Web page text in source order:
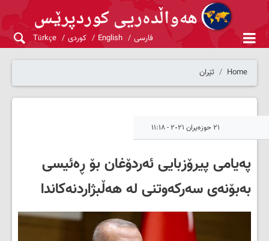
فارسی English کوردی Türkçe
Home ئێران
٢١ حوزەیران ٢٠٢١ - ١١:١٨
پەیامی پیرۆزبایی ئەردۆغان بۆ ڕەئیسی
بەبۆنەی سەرکەوتنی لە هەڵبژاردنەکاندا